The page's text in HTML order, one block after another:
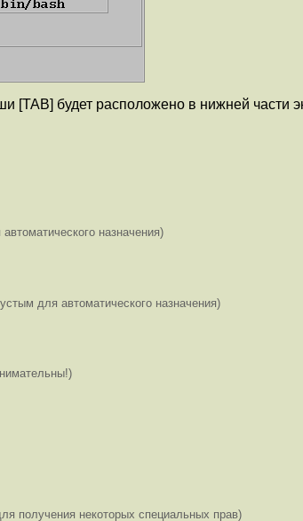
будет расположено в нижней части
назначения)
для автоматического назначения)
получения некоторых специальных прав)